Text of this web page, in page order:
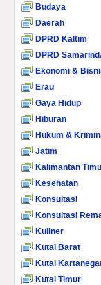
Budaya
Daerah
DPRD Kaltim
DPRD
Ekonomi &
Erau
Gaya Hidup
Hiburan
Hukum &
Jatim
Kalimantan
Kesehatan
Konsultasi
Konsultasi
Kuliner
Kutai Barat
Kutai
Kutai Timur